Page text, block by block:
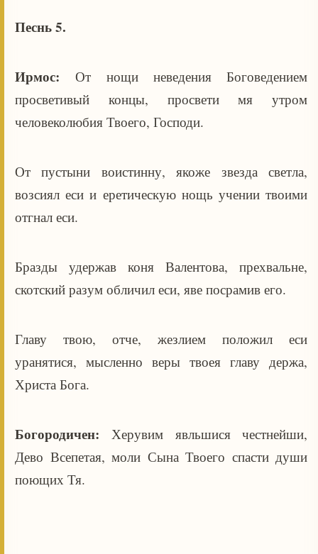
Песнь 5.
Ирмос:От нощи неведения Боговедением
просветивый концы, просвети мя утром
человеколюбия Твоего, Господи.
От пустыни воистинну, якоже звезда светла,
возсиял еси и еретическую нощь учении твоими
отгнал еси.
Бразды удержав коня Валентова, прехвальне,
скотский разум обличил еси, яве посрамив его.
Главу твою, отче, жезлием положил еси
уранятися, мысленно веры твоея главу держа,
Христа Бога.
Богородичен:Херувим явльшися честнейши,
Дево Всепетая, моли Сына Твоего спасти души
поющих Тя.